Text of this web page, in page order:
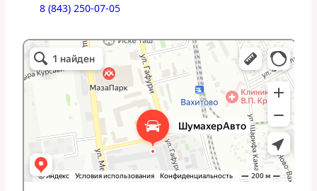
8 (843) 250-07-05
ШумахерАвто
Автосервис, автотехцентр в Казани
Студия тюнинга в Казани